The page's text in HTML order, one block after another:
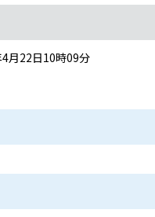
月22日10時09分